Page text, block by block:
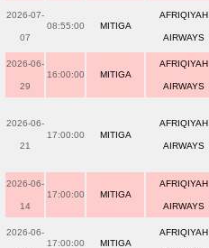
2026-07-
07
08:55:00 MITIGA
AFRIQIYAH
AIRWAYS
2026-06-
29
16:00:00 MITIGA
AFRIQIYAH
AIRWAYS
2026-06-
21
17:00:00 MITIGA
AFRIQIYAH
AIRWAYS
2026-06-
14
17:00:00 MITIGA
AFRIQIYAH
AIRWAYS
2026-06-
17:00:00 MITIGA
AFRIQIYAH